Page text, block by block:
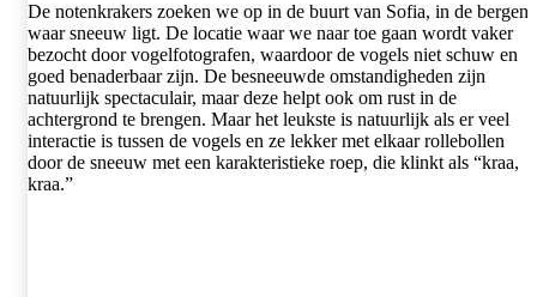
De notenkrakers zoeken we op in de buurt van Sofia, in de bergen
waar sneeuw ligt. De locatie waar we naar toe gaan wordt vaker
bezocht door vogelfotografen, waardoor de vogels niet schuw en
goed benaderbaar zijn. De besneeuwde omstandigheden zijn
natuurlijk spectaculair, maar deze helpt ook om rust in de
achtergrond te brengen. Maar het leukste is natuurlijk als er veel
interactie is tussen de vogels en ze lekker met elkaar rollebollen
door de sneeuw met een karakteristieke roep, die klinkt als “kraa,
kraa.”